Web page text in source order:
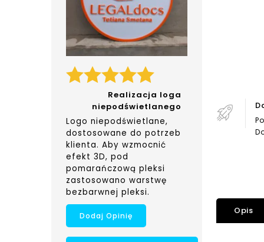
Realizacja loga
niepodświetlanego
Logo niepodświetlane,
dostosowane do potrzeb
klienta. Aby wzmocnić
efekt 3D, pod
pomarańczową pleksi
zastosowano warstwę
bezbarwnej pleksi.
Dodaj Opinię Opis